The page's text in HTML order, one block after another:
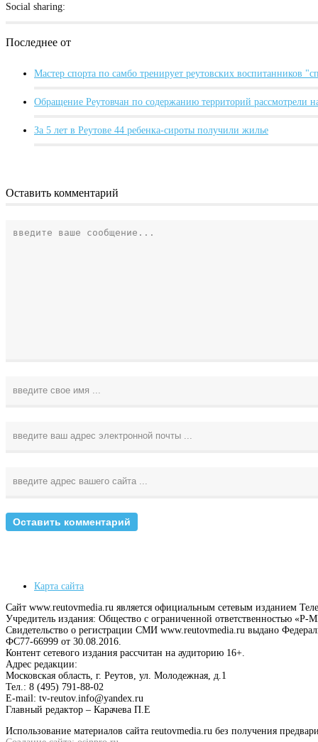
Social sharing:
Последнее от
Мастер спорта по самбо тренирует реутовских воспитанников
Обращение Реутовчан по содержанию территорий рассмотрели
За 5 лет в Реутове 44 ребенка-сироты получили жилье
Оставить комментарий
Карта сайта
Сайт www.reutovmedia.ru является официальным сетевым изданием
Учредитель издания: Общество с ограниченной ответственностью
Свидетельство о регистрации СМИ www.reutovmedia.ru выдано
ФС77-66999 от 30.08.2016.
Контент сетевого издания рассчитан на аудиторию 16+.
Адрес редакции:
Московская область, г. Реутов, ул. Молодежная, д.1
Тел.: 8 (495) 791-88-02
E-mail: tv-reutov.info@yandex.ru
Главный редактор – Карачева П.Е
Использование материалов сайта reutovmedia.ru без получения